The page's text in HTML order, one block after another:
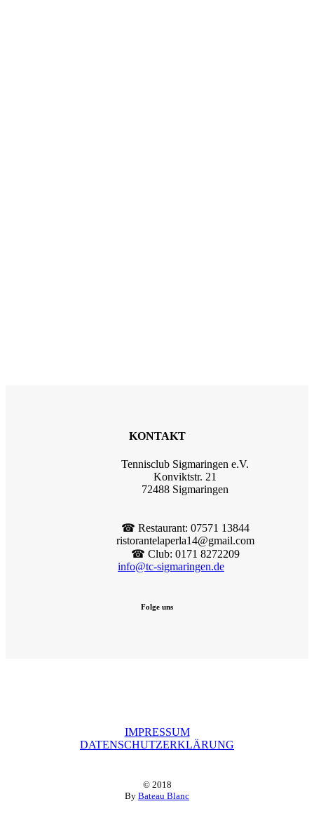
KONTAKT
Tennisclub Sigmaringen e.V.
Konviktstr. 21
72488 Sigmaringen
☎︎ Restaurant: 07571 13844
ristorantelaperla14@gmail.com
☎︎ Club: 0171 8272209
info@tc-sigmaringen.de
Folge uns
IMPRESSUM
DATENSCHUTZERKLÄRUNG
© 2018
By Bateau Blanc